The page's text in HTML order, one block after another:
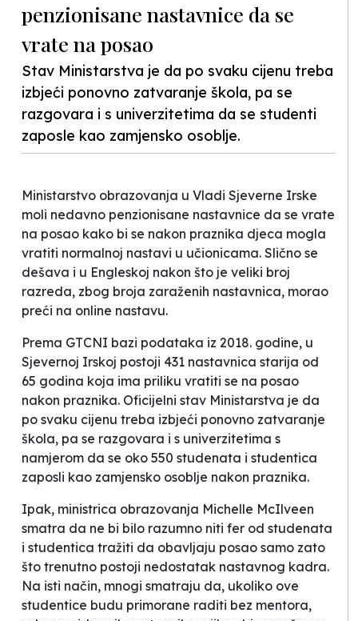
penzionisane nastavnice da se
vrate na posao
Stav Ministarstva je da po svaku cijenu treba
izbjeći ponovno zatvaranje škola, pa se
razgovara i s univerzitetima da se studenti
zaposle kao zamjensko osoblje.
Ministarstvo obrazovanja u Vladi Sjeverne Irske
moli nedavno penzionisane nastavnice da se vrate
na posao kako bi se nakon praznika djeca mogla
vratiti normalnoj nastavi u učionicama. Slično se
dešava i u Engleskoj nakon što je veliki broj
razreda, zbog broja zaraženih nastavnica, morao
preći na online nastavu.
Prema GTCNI bazi podataka iz 2018. godine, u
Sjevernoj Irskoj postoji 431 nastavnica starija od
65 godina koja ima priliku vratiti se na posao
nakon praznika. Oficijelni stav Ministarstva je da
po svaku cijenu treba izbjeći ponovno zatvaranje
škola, pa se razgovara i s univerzitetima s
namjerom da se oko 550 studenata i studentica
zaposli kao zamjensko osoblje nakon praznika.
Ipak, ministrica obrazovanja Michelle McIlveen
smatra da ne bi bilo razumno niti fer od studenata
i studentica tražiti da obavljaju posao samo zato
što trenutno postoji nedostatak nastavnog kadra.
Na isti način, mnogi smatraju da, ukoliko ove
studentice budu primorane raditi bez mentora,